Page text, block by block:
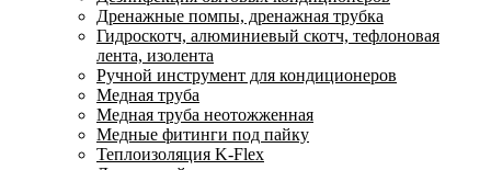
Дренажные помпы, дренажная трубка
Гидроскотч, алюминиевый скотч, тефлоновая
лента, изолента
Ручной инструмент для кондиционеров
Медная труба
Медная труба неотожженная
Медные фитинги под пайку
Теплоизоляция K-Flex